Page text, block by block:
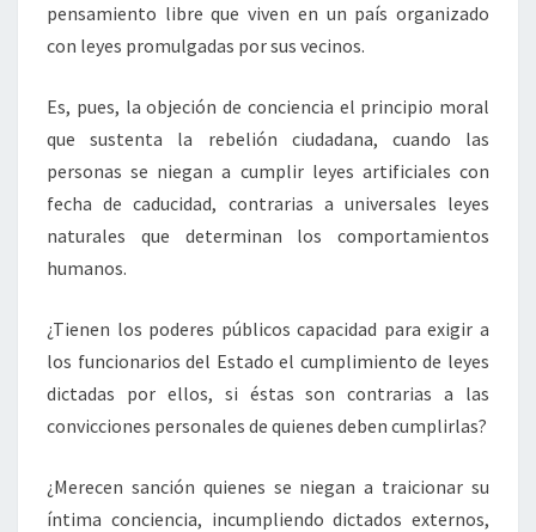
pensamiento libre que viven en un país organizado
con leyes promulgadas por sus vecinos.
Es, pues, la objeción de conciencia el principio moral
que sustenta la rebelión ciudadana, cuando las
personas se niegan a cumplir leyes artificiales con
fecha de caducidad, contrarias a universales leyes
naturales que determinan los comportamientos
humanos.
¿Tienen los poderes públicos capacidad para exigir a
los funcionarios del Estado el cumplimiento de leyes
dictadas por ellos, si éstas son contrarias a las
convicciones personales de quienes deben cumplirlas?
¿Merecen sanción quienes se niegan a traicionar su
íntima conciencia, incumpliendo dictados externos,